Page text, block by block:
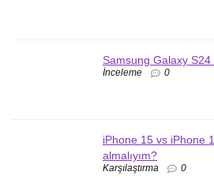
Samsung Galaxy
İnceleme 0
iPhone 15 vs iPhone
almalıyım?
Karşılaştırma 0